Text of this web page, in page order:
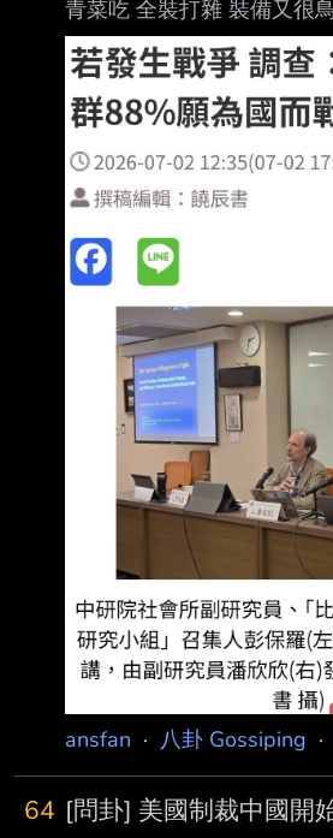
青菜吃 全裝打雜 裝備又很
熱醒 都退伍幾年了 是不是
Sent from MeowPtt on my
ansfan · 八卦 Gossiping ·
64 [問卦] 美國制裁中國開